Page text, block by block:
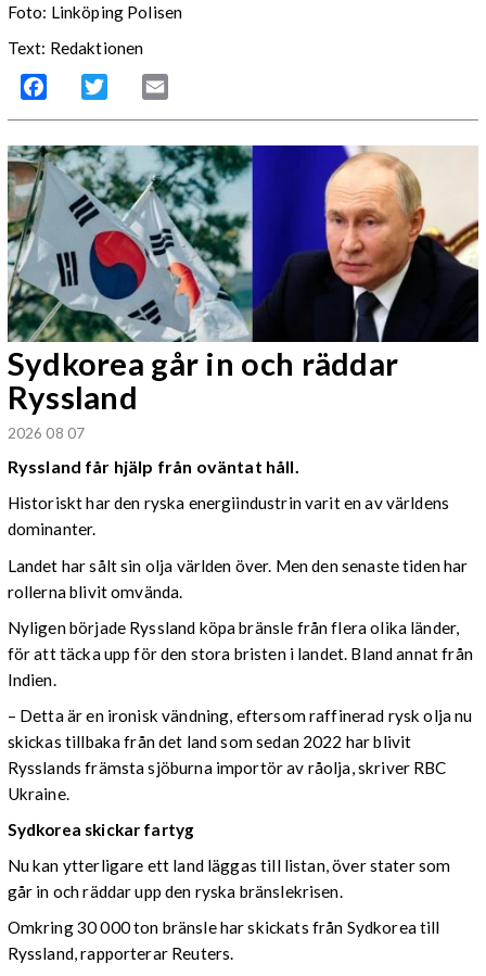
Foto: Linköping Polisen
Text: Redaktionen
Facebook Twitter
Sydkorea går in och räddar
Ryssland
2026 08 07
Ryssland får hjälp från oväntat håll.
Historiskt har den ryska energiindustrin varit en av världens
dominanter.
Landet har sålt sin olja världen över. Men den senaste tiden har
rollerna blivit omvända.
Nyligen började Ryssland köpa bränsle från flera olika länder,
för att täcka upp för den stora bristen i landet. Bland annat från
Indien.
– Detta är en ironisk vändning, eftersom raffinerad rysk olja nu
skickas tillbaka från det land som sedan 2022 har blivit
Rysslands främsta sjöburna importör av råolja, skriver RBC
Ukraine.
Sydkorea skickar fartyg
Nu kan ytterligare ett land läggas till listan, över stater som
går in och räddar upp den ryska bränslekrisen.
Omkring 30 000 ton bränsle har skickats från Sydkorea till
Ryssland, rapporterar Reuters.